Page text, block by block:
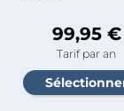
99,95 €
Tarif par an